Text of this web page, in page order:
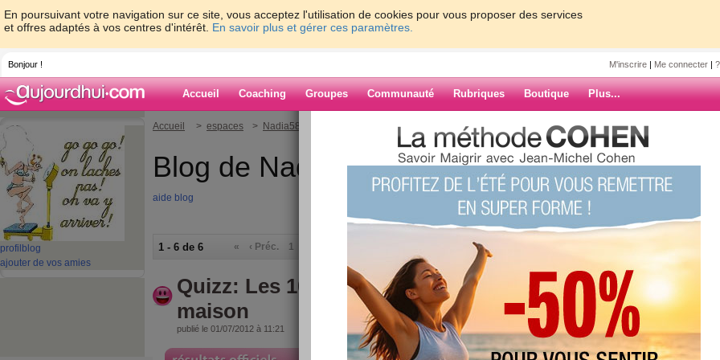
En poursuivant votre navigation sur ce site, vous acceptez l'utilisation de cookies pour vous proposer des services
et offres adaptés à vos centres d'intérêt. En savoir plus et gérer ces paramètres.
Bonjour ! M'inscrire | Me connecter |
Accueil Coaching Groupes Communauté Rubriques Boutique Plus...
profil blog
ajouter de vos amies
Accueil > espaces > Nadia58
Blog de Nadia58
aide blog
1 - 6 de 6 « ‹ Préc. 1
Quizz: Les 10 pièges à éviter à la
maison
publié le 01/07/2012 à 11:21 ARCHIVES